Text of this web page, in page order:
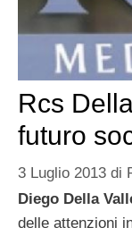
Rcs
futuro
3 Luglio 2013 di
Diego Della
delle attenzioni